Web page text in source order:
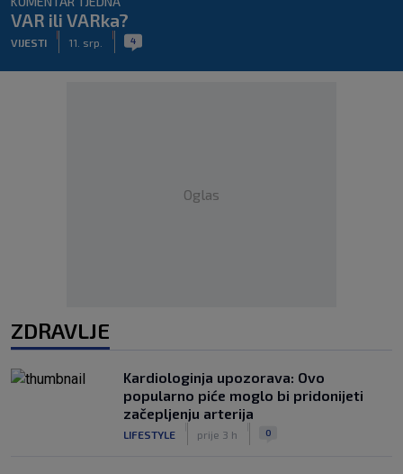
VAR ili VARka?
VIJESTI 11. srp. 4
Oglas
ZDRAVLJE
Kardiologinja upozorava: Ovo
popularno piće moglo bi pridonijeti
začepljenju arterija
LIFESTYLE prije 3 h 0